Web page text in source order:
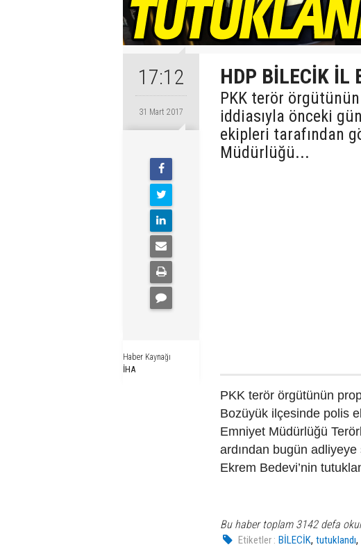
17:12
31 Mart 2017
Haber Kaynağı
İHA
HDP BİLECİK İL
PKK terör
iddiasıyla önceki
ekipleri tarafından
Müdürlüğü...
PKK terör örgütünün
Bozüyük ilçesinde polis
Emniyet Müdürlüğü
ardından bugün
Ekrem Bedevi’nin
Bu haber toplam 3142 defa
Etiketler : BİLECİK,tutuklandı,